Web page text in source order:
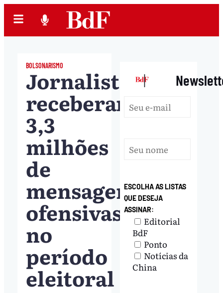
BOLSONARISMO
Jornalistas
receberam
3,3
milhões
de
mensagens
ofensivas
no
período
eleitoral
|
ESCOLHA AS LISTAS
QUE DESEJA
ASSINAR:
Editorial
BdF
Ponto
Notícias da
China